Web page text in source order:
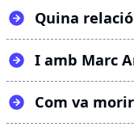
Quina
I amb Marc
Com va